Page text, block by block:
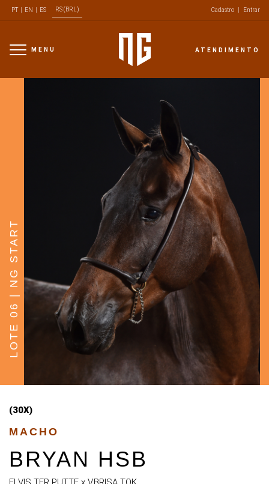
PT| EN ES R$ (BRL) Cadastro Entrar
ATENDIMENTO
MENU
LOTE 06 | NG START
(30X)
MACHO
BRYAN HSB